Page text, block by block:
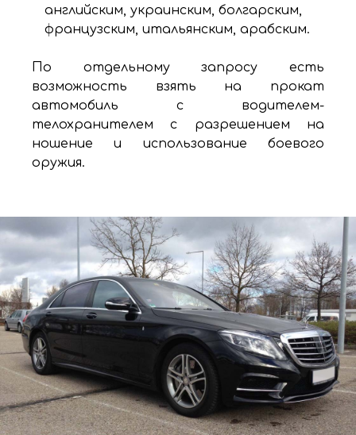
английским, украинским, болгарским,
французским, итальянским, арабским.
По отдельному запросу есть
возможность взять на прокат
автомобиль с водителем-
телохранителем с разрешением на
ношение и использование боевого
оружия.